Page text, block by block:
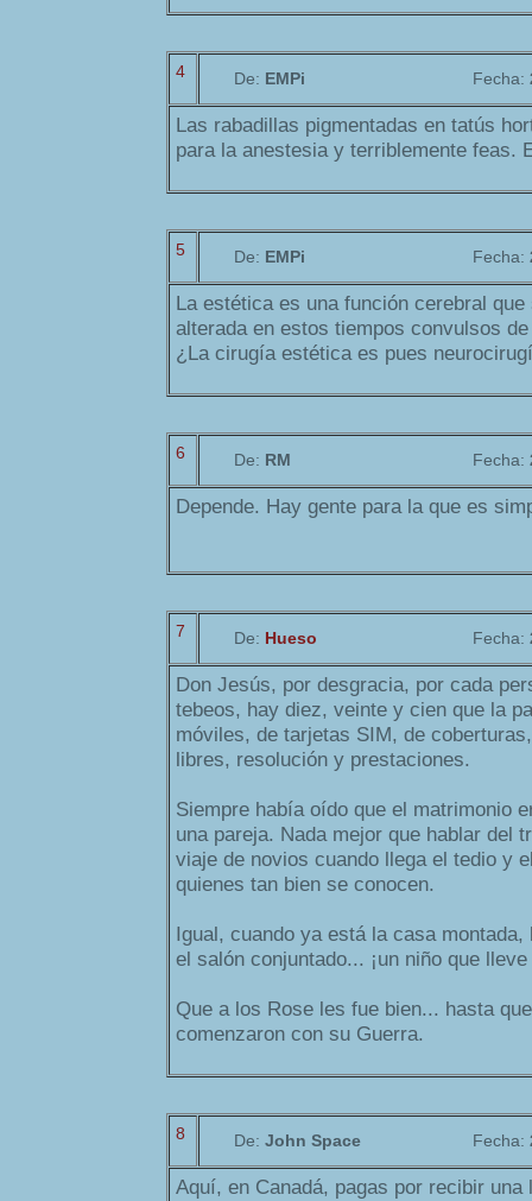
4 De: EMPi Fecha:
Las rabadillas pigmentadas en tatús
para la anestesia y terriblemente feas.
5 De: EMPi Fecha:
La estética es una función cerebral
alterada en estos tiempos convulsos
¿La cirugía estética es pues
6 De: RM Fecha:
Depende. Hay gente para la que es
7 De: Hueso Fecha:
Don Jesús, por desgracia, por cada
tebeos, hay diez, veinte y cien que la
móviles, de tarjetas SIM, de
libres, resolución y prestaciones.
Siempre había oído que el matrimonio
una pareja. Nada mejor que hablar del
viaje de novios cuando llega el tedio y
quienes tan bien se conocen.
Igual, cuando ya está la casa
el salón conjuntado... ¡un niño que
Que a los Rose les fue bien... hasta
comenzaron con su Guerra.
8 De: John Space Fecha:
Aquí, en Canadá, pagas por recibir una